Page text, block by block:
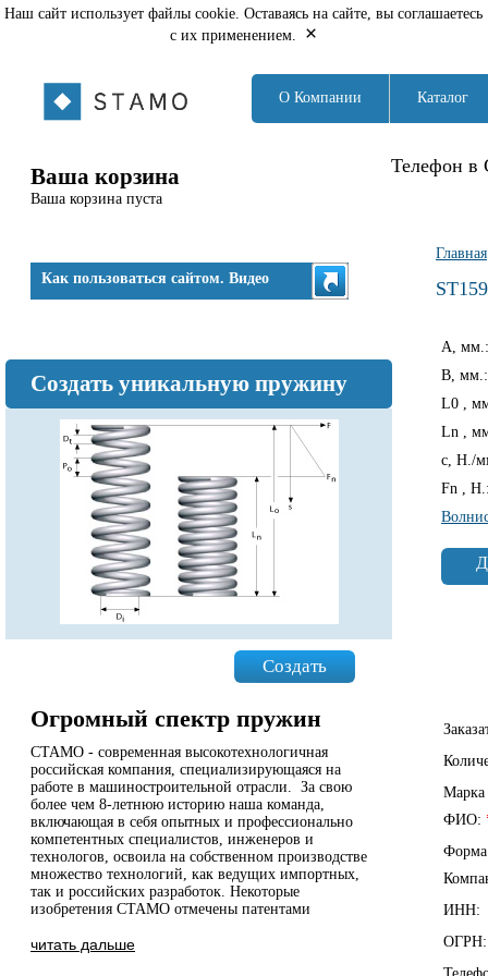
Наш сайт использует файлы cookie. Оставаясь на сайте, вы соглашаетесь
с их применением.
×
О Компании Каталог
Телефон в
Ваша корзина
Ваша корзина пуста
Как пользоваться сайтом. Видео
Создать уникальную пружину
Создать
Огромный спектр пружин
СТАМО - современная высокотехнологичная
российская компания, специализирующаяся на
работе в машиностроительной отрасли. За свою
более чем 8-летнюю историю наша команда,
включающая в себя опытных и профессионально
компетентных специалистов, инженеров и
технологов, освоила на собственном производстве
множество технологий, как ведущих импортных,
так и российских разработок. Некоторые
изобретения СТАМО отмечены патентами
читать дальше
Вы
Главная
A,
B,
L0 ,
Ln ,
c, Н./
Fn ,
Марка
ФИО:
Форма
ИНН:
ОГРН: